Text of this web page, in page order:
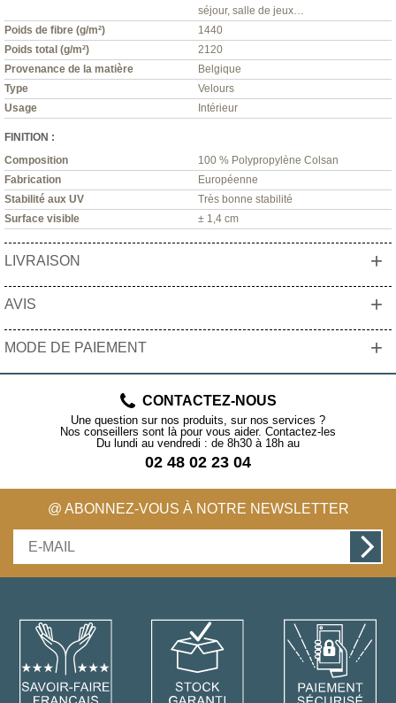
séjour, salle de jeux…
Poids de fibre (g/m²)
1440
Poids total (g/m²)
2120
Provenance de la matière
Belgique
Type
Velours
Usage
Intérieur
FINITION :
Composition
100 % Polypropylène Colsan
Fabrication
Européenne
Stabilité aux UV
Très bonne stabilité
Surface visible
± 1,4 cm
LIVRAISON +
AVIS +
MODE DE PAIEMENT +
CONTACTEZ-NOUS
Une question sur nos produits, sur nos services ?
Nos conseillers sont là pour vous aider. Contactez-les
Du lundi au vendredi : de 8h30 à 18h au
02 48 02 23 04
@ ABONNEZ-VOUS À NOTRE NEWSLETTER